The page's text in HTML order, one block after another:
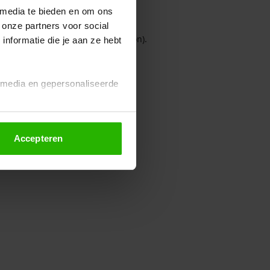
te bieden en om ons
partners voor social
die je aan ze hebt
en gepersonaliseerde
altijd wijzigen of
Accepteren
console for more information).